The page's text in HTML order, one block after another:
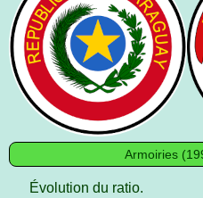
Armoiries
Évolution du ratio.